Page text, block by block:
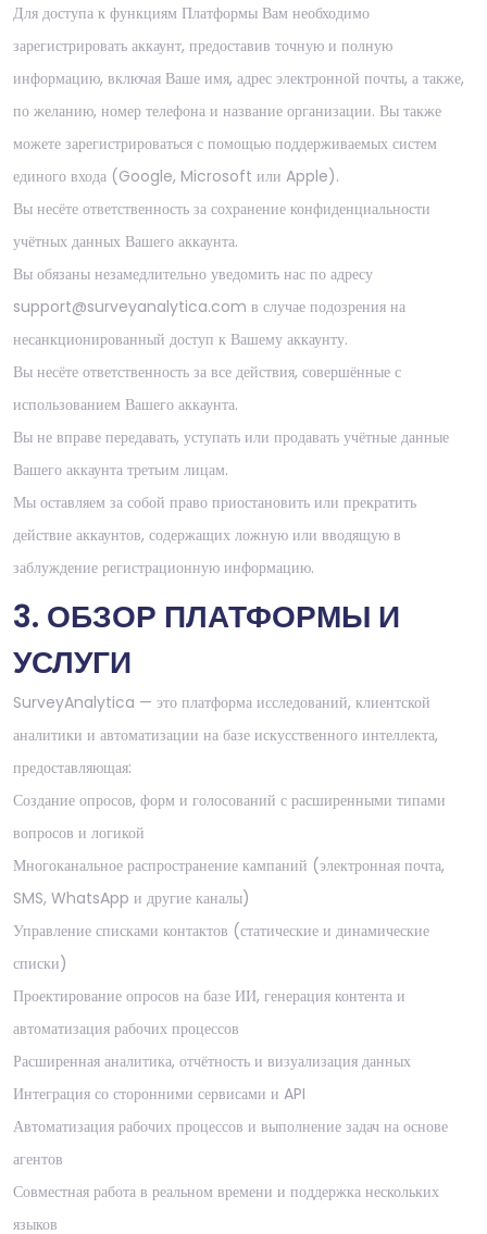
Для доступа к функциям Платформы Вам необходимо
зарегистрировать аккаунт, предоставив точную и полную
информацию, включая Ваше имя, адрес электронной почты, а также,
по желанию, номер телефона и название организации. Вы также
можете зарегистрироваться с помощью поддерживаемых систем
единого входа (Google, Microsoft или Apple).
Вы несёте ответственность за сохранение конфиденциальности
учётных данных Вашего аккаунта.
Вы обязаны незамедлительно уведомить нас по адресу
support@surveyanalytica.com в случае подозрения на
несанкционированный доступ к Вашему аккаунту.
Вы несёте ответственность за все действия, совершённые с
использованием Вашего аккаунта.
Вы не вправе передавать, уступать или продавать учётные данные
Вашего аккаунта третьим лицам.
Мы оставляем за собой право приостановить или прекратить
действие аккаунтов, содержащих ложную или вводящую в
заблуждение регистрационную информацию.
3. ОБЗОР ПЛАТФОРМЫ И
УСЛУГИ
SurveyAnalytica — это платформа исследований, клиентской
аналитики и автоматизации на базе искусственного интеллекта,
предоставляющая:
Создание опросов, форм и голосований с расширенными типами
вопросов и логикой
Многоканальное распространение кампаний (электронная почта,
SMS, WhatsApp и другие каналы)
Управление списками контактов (статические и динамические
списки)
Проектирование опросов на базе ИИ, генерация контента и
автоматизация рабочих процессов
Расширенная аналитика, отчётность и визуализация данных
Интеграция со сторонними сервисами и API
Автоматизация рабочих процессов и выполнение задач на основе
агентов
Совместная работа в реальном времени и поддержка нескольких
языков